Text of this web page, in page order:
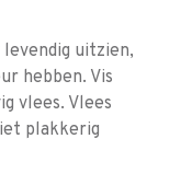
uitzien,
hebben. Vis
vlees. Vlees
plakkerig